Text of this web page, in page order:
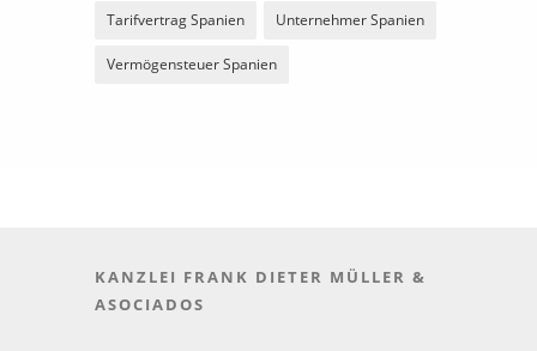
Tarifvertrag Spanien Unternehmer Spanien
Vermögensteuer Spanien
KANZLEI FRANK DIETER MÜLLER &
ASOCIADOS